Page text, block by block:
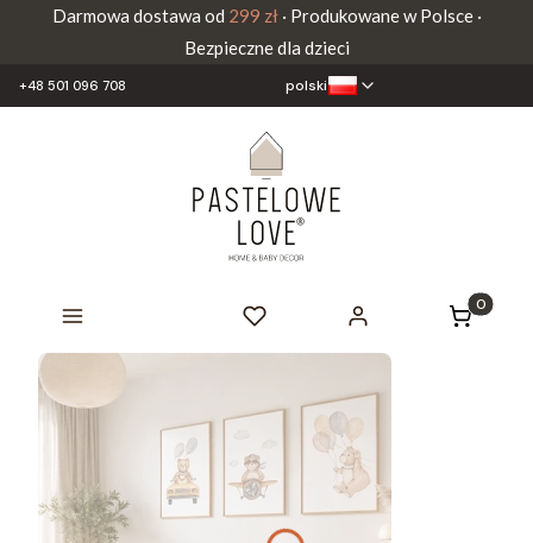
Darmowa dostawa od 299 zł· Produkowane w Polsce ·
Bezpieczne dla dzieci
+48 501 096 708 polski
Produkty